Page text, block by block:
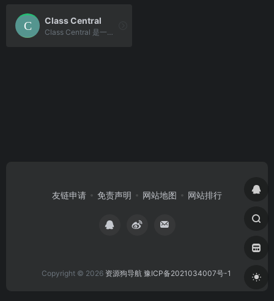
Class Central
Class Central 是一个全球最大的免费在线课程聚合搜索平台。
友链申请 免责声明 网站地图 网站排行
Copyright © 2026 资源狗导航 豫ICP备2021034007号-1